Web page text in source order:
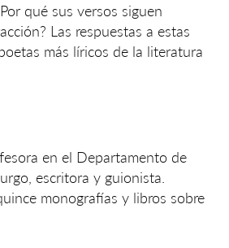
qué sus versos siguen
Las respuestas a estas
más líricos de la literatura
en el Departamento de
escritora y guionista.
monografías y libros sobre